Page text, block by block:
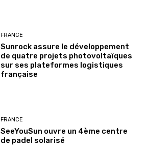
FRANCE
Sunrock assure le développement
de quatre projets photovoltaïques
sur ses plateformes logistiques
française
FRANCE
SeeYouSun ouvre un 4ème centre
de padel solarisé